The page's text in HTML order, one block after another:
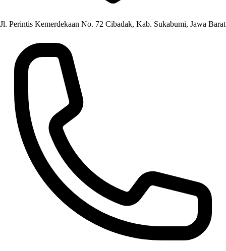
Jl. Perintis Kemerdekaan No. 72 Cibadak, Kab. Sukabumi, Jawa Barat